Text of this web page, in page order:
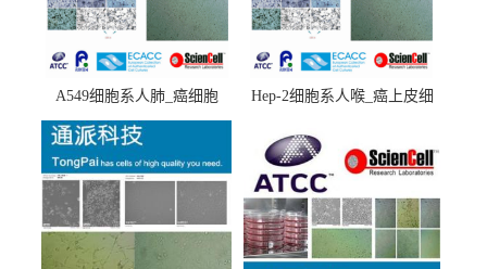
A549细胞系人肺_癌细胞
(A549细胞)
Hep-2细胞系人喉_癌上皮细